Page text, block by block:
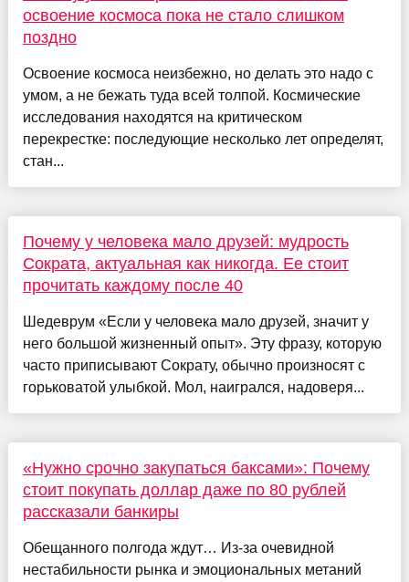
освоение космоса пока не стало слишком
поздно
Освоение космоса неизбежно, но делать это надо с
умом, а не бежать туда всей толпой. Космические
исследования находятся на критическом
перекрестке: последующие несколько лет определят,
стан...
Почему у человека мало друзей: мудрость
Сократа, актуальная как никогда. Ее стоит
прочитать каждому после 40
Шедеврум «Если у человека мало друзей, значит у
него большой жизненный опыт». Эту фразу, которую
часто приписывают Сократу, обычно произносят с
горьковатой улыбкой. Мол, наигрался, надоверя...
«Нужно срочно закупаться баксами»: Почему
стоит покупать доллар даже по 80 рублей
рассказали банкиры
Обещанного полгода ждут… Из-за очевидной
нестабильности рынка и эмоциональных метаний